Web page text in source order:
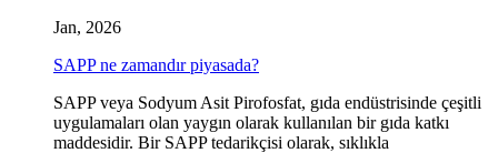
Jan, 2026
SAPP ne zamandır piyasada?
SAPP veya Sodyum Asit Pirofosfat, gıda endüstrisinde çeşitli
uygulamaları olan yaygın olarak kullanılan bir gıda katkı
maddesidir. Bir SAPP tedarikçisi olarak, sıklıkla